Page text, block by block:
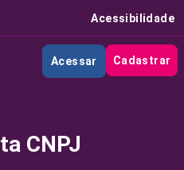
Acessibilidade
Acessar Cadastrar
CNPJ